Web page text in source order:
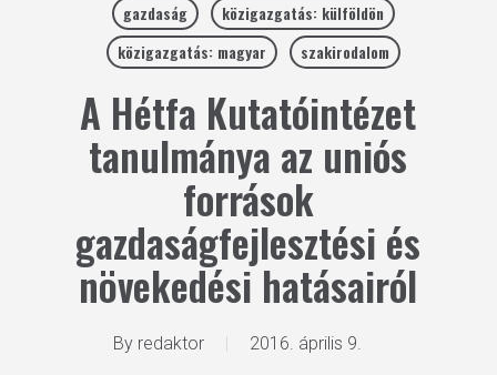
gazdaság
közigazgatás: külföldön
közigazgatás: magyar
szakirodalom
A Hétfa Kutatóintézet
tanulmánya az uniós
források
gazdaságfejlesztési és
növekedési hatásairól
By redaktor 2016. április 9.